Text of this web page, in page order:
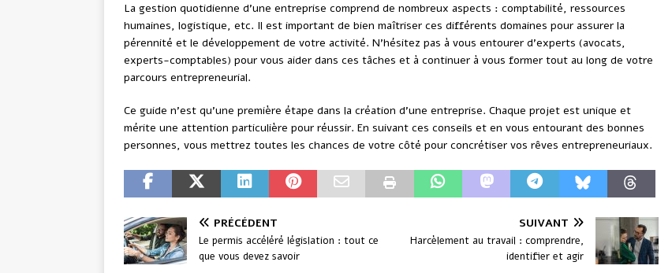
La gestion quotidienne d’une entreprise comprend de nombreux aspects : comptabilité, ressources
humaines, logistique, etc. Il est important de bien maîtriser ces différents domaines pour assurer la
pérennité et le développement de votre activité. N’hésitez pas à vous entourer d’experts (avocats,
experts-comptables) pour vous aider dans ces tâches et à continuer à vous former tout au long de votre
parcours entrepreneurial.
Ce guide n’est qu’une première étape dans la création d’une entreprise. Chaque projet est unique et
mérite une attention particulière pour réussir. En suivant ces conseils et en vous entourant des bonnes
personnes, vous mettrez toutes les chances de votre côté pour concrétiser vos rêves entrepreneuriaux.
PRÉCÉDENT
Le permis accéléré législation : tout ce
que vous devez savoir
SUIVANT
Harcèlement au travail : comprendre,
identifier et agir